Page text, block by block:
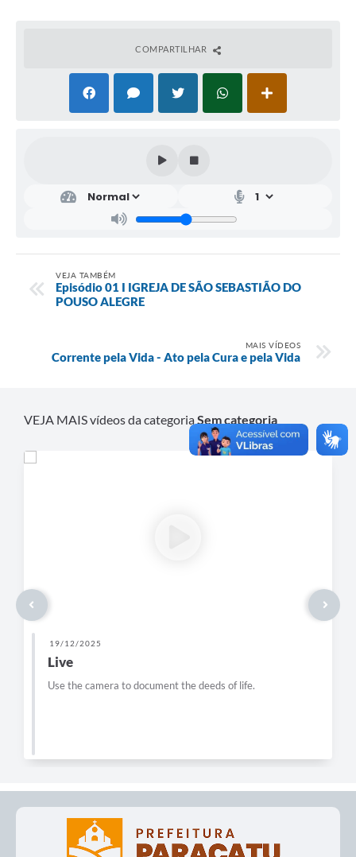
COMPARTILHAR
VEJA TAMBÉM
Episódio 01 I IGREJA DE SÃO SEBASTIÃO DO
POUSO ALEGRE
MAIS VÍDEOS
Corrente pela Vida - Ato pela Cura e pela Vida
VEJA MAIS vídeos da categoriaSem categoria
19/12/2025
Live
Use the camera to document the deeds of life.